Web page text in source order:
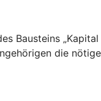
Bausteins „Kapital
die nötige